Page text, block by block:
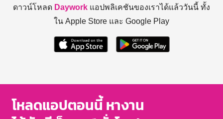
ดาวน์โหลด Daywork แอปพลิเคชันของเราได้แล้ววันนี้ ทั้ง
ใน Apple Store และ Google Play
โหลดแอปตอนนี้ หางาน